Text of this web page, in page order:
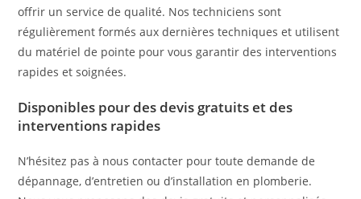
offrir un service de qualité. Nos techniciens sont
régulièrement formés aux dernières techniques et utilisent
du matériel de pointe pour vous garantir des interventions
rapides et soignées.
Disponibles pour des devis gratuits et des
interventions rapides
N’hésitez pas à nous contacter pour toute demande de
dépannage, d’entretien ou d’installation en plomberie.